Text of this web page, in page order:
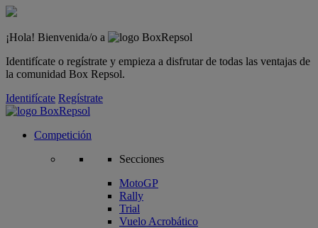
¡Hola! Bienvenida/o a
Identifícate o regístrate y empieza a disfrutar de todas las ventajas de
la comunidad Box Repsol.
Identifícate Regístrate
Competición
Secciones
MotoGP
Rally
Trial
Vuelo Acrobático